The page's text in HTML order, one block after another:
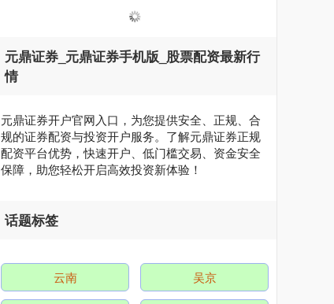
深证成指 14110.12 -34.08 -0.24%
沪深300 4651.31 -6.85
元鼎证券_元鼎证券手机版_股票配资最新行
情
元鼎证券开户官网入口，为您提供安全、正规、合
规的证券配资与投资开户服务。了解元鼎证券正规
配资平台优势，快速开户、低门槛交易、资金安全
保障，助您轻松开启高效投资新体验！
话题标签
云南 吴京